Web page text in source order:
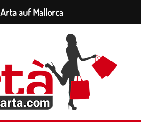
Arta auf Mallorca